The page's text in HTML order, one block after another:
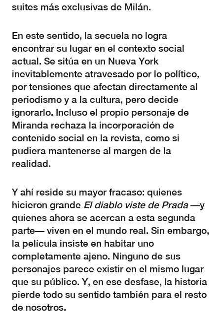
suites más exclusivas de Milán.
En este sentido, la secuela no logra
encontrar su lugar en el contexto social
actual. Se sitúa en un Nueva York
inevitablemente atravesado por lo político,
por tensiones que afectan directamente al
periodismo y a la cultura, pero decide
ignorarlo. Incluso el propio personaje de
Miranda rechaza la incorporación de
contenido social en la revista, como si
pudiera mantenerse al margen de la
realidad.
Y ahí reside su mayor fracaso: quienes
hicieron grande El diablo viste de Prada—y
quienes ahora se acercan a esta segunda
parte— viven en el mundo real. Sin embargo,
la película insiste en habitar uno
completamente ajeno. Ninguno de sus
personajes parece existir en el mismo lugar
que su público. Y, en ese desfase, la historia
pierde todo su sentido también para el resto
de nosotros.